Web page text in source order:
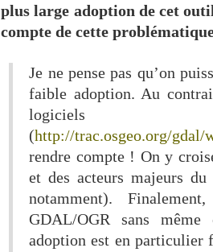
plus large adoption de cet
compte de cette
Je ne pense pas qu’on
faible adoption. Au
logiciels
(http://trac.osgeo.org/
rendre compte ! On y
et des acteurs majeurs
notamment).
GDAL/OGR sans
adoption est en